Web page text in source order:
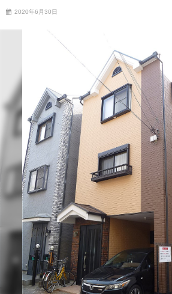
2020年6月30日